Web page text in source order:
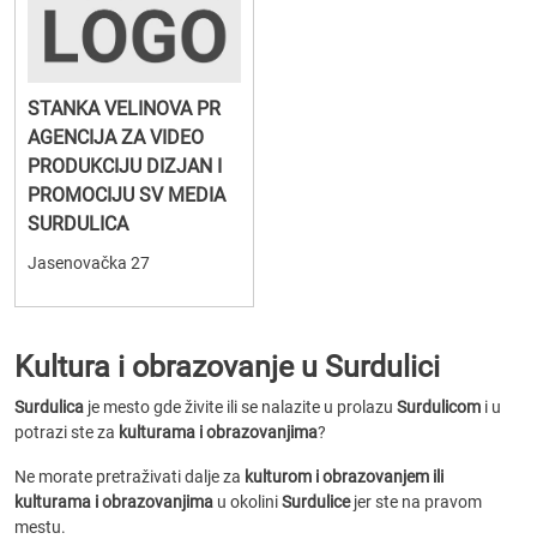
STANKA VELINOVA PR
AGENCIJA ZA VIDEO
PRODUKCIJU DIZJAN I
PROMOCIJU SV MEDIA
SURDULICA
Jasenovačka 27
Kultura i obrazovanje u Surdulici
Surdulica je mesto gde živite ili se nalazite u prolazu Surdulicom i u
potrazi ste za kulturama i obrazovanjima?
Ne morate pretraživati dalje za kulturom i obrazovanjem ili
kulturama i obrazovanjima u okoliniSurdulicejer ste na pravom
mestu.